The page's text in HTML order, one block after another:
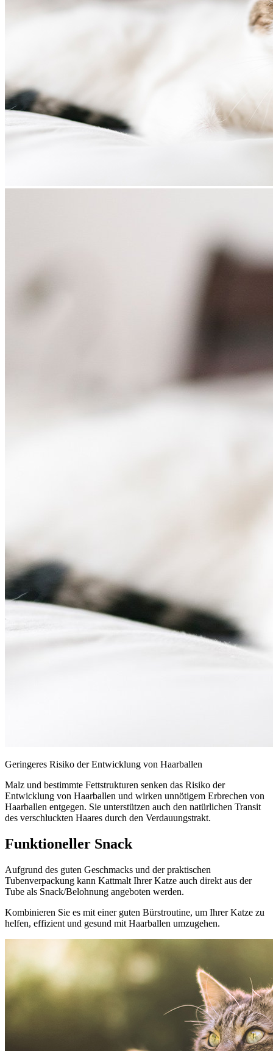
Geringeres Risiko der Entwicklung von Haarballen
Malz und bestimmte Fettstrukturen senken das Risiko der
Entwicklung von Haarballen und wirken unnötigem Erbrechen von
Haarballen entgegen. Sie unterstützen auch den natürlichen Transit
des verschluckten Haares durch den Verdauungstrakt.
Funktioneller Snack
Aufgrund des guten Geschmacks und der praktischen
Tubenverpackung kann Kattmalt Ihrer Katze auch direkt aus der
Tube als Snack/Belohnung angeboten werden.
Kombinieren Sie es mit einer guten Bürstroutine, um Ihrer Katze zu
helfen, effizient und gesund mit Haarballen umzugehen.